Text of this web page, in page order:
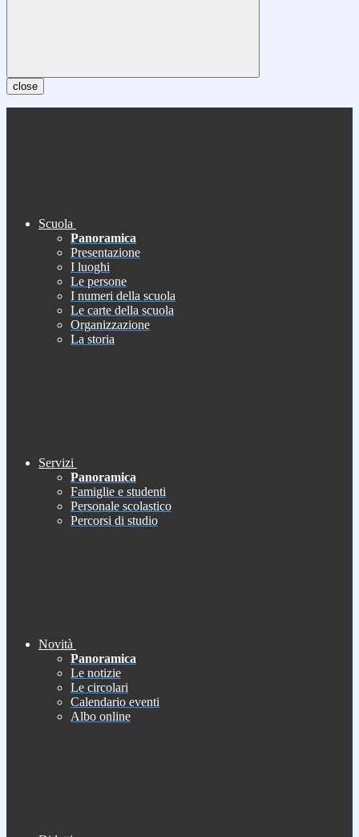
close
Scuola
Panoramica
Presentazione
I luoghi
Le persone
I numeri della scuola
Le carte della scuola
Organizzazione
La storia
Servizi
Panoramica
Famiglie e studenti
Personale scolastico
Percorsi di studio
Novità
Panoramica
Le notizie
Le circolari
Calendario eventi
Albo online